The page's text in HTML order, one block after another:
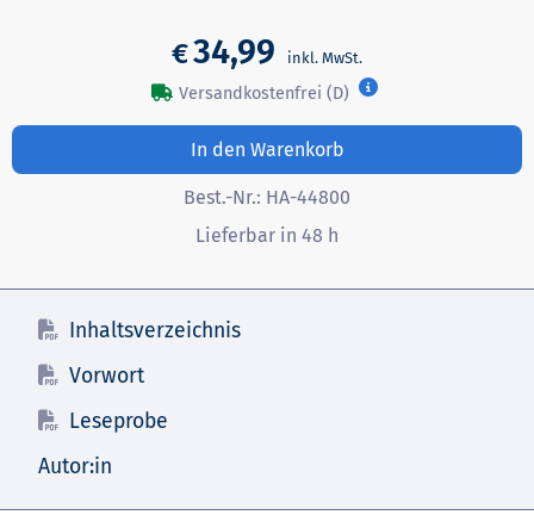
€34,99
Versandkostenfrei (D)
In den Warenkorb
Best.-Nr.: HA-44800
Lieferbar in 48 h
Inhaltsverzeichnis
Vorwort
Leseprobe
Autor:in